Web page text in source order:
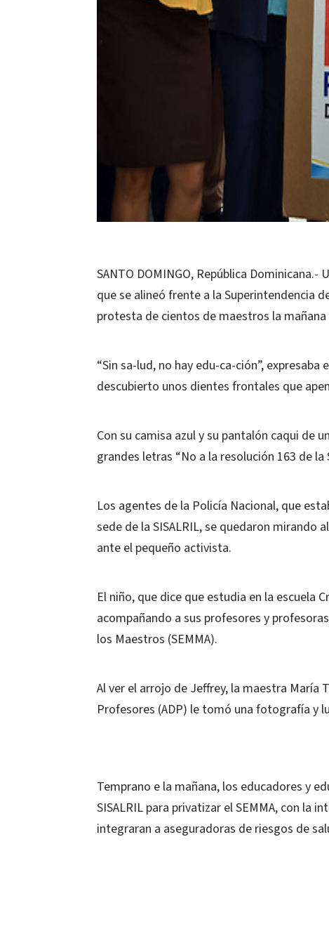
SANTO DOMINGO, República
que se alineó frente a la Superintendencia
protesta de cientos de maestros la
“Sin sa-lud, no hay edu-ca-ción”,
descubierto unos dientes frontales que
Con su camisa azul y su pantalón caqui de
grandes letras “No a la resolución 163 de la
Los agentes de la Policía Nacional, que
sede de la SISALRIL, se quedaron mirando
ante el pequeño activista.
El niño, que dice que estudia en la escuela
acompañando a sus profesores y
los Maestros (SEMMA).
Al ver el arrojo de Jeffrey, la maestra María
Profesores (ADP) le tomó una fotografía y
Temprano e la mañana, los educadores y
SISALRIL para privatizar el SEMMA, con la
integraran a aseguradoras de riesgos de